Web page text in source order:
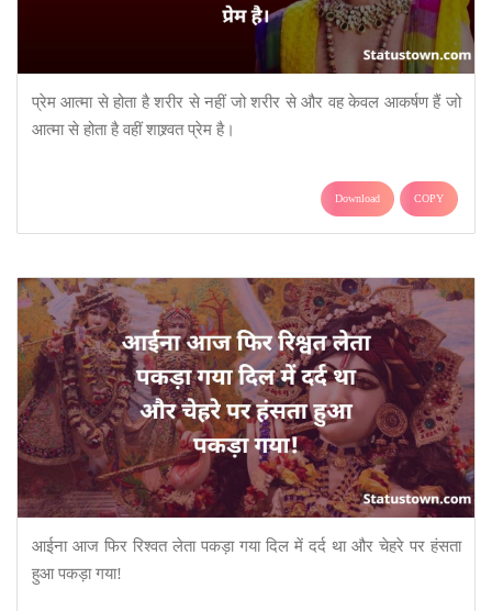
प्रेम आत्मा से होता है शरीर से नहीं जो शरीर से और वह केवल आकर्षण हैं जो
आत्मा से होता है वहीं शाश्र्वत प्रेम है।
Download COPY
आईना आज फिर रिश्वत लेता पकड़ा गया दिल में दर्द था और चेहरे पर हंसता
हुआ पकड़ा गया!